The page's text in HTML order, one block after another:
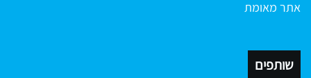
אתר מאומת
שותפים